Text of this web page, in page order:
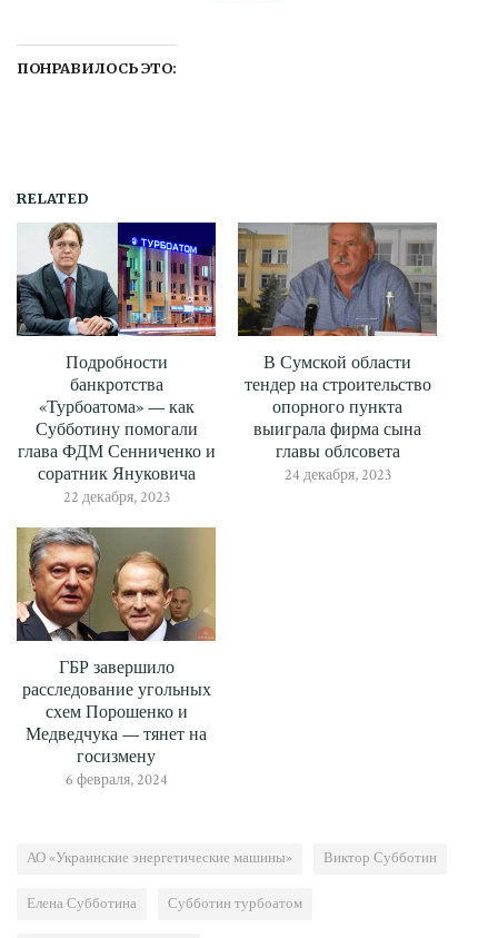
ПОНРАВИЛОСЬ ЭТО:
RELATED
Подробности
банкротства
«Турбоатома» — как
Субботину помогали
глава ФДМ Сенниченко и
соратник Януковича
22 декабря, 2023
В Сумской области
тендер на строительство
опорного пункта
выиграла фирма сына
главы облсовета
24 декабря, 2023
ГБР завершило
расследование угольных
схем Порошенко и
Медведчука — тянет на
госизмену
6 февраля, 2024
АО «Украинские энергетические машины» Виктор Субботин
Елена Субботина Субботин турбоатом